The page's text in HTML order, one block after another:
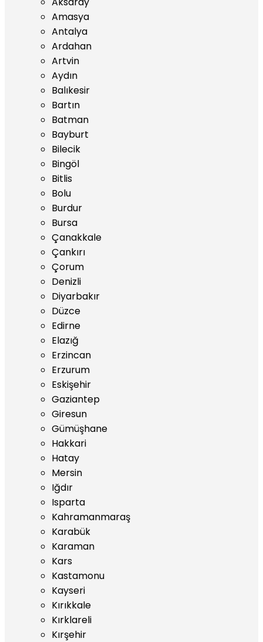
Amasya
Antalya
Ardahan
Artvin
Aydın
Balıkesir
Bartın
Batman
Bayburt
Bilecik
Bingöl
Bitlis
Bolu
Burdur
Bursa
Çanakkale
Çankırı
Çorum
Denizli
Diyarbakır
Düzce
Edirne
Elazığ
Erzincan
Erzurum
Eskişehir
Gaziantep
Giresun
Gümüşhane
Hakkari
Hatay
Mersin
Iğdır
Isparta
Kahramanmaraş
Karabük
Karaman
Kars
Kastamonu
Kayseri
Kırıkkale
Kırklareli
Kırşehir